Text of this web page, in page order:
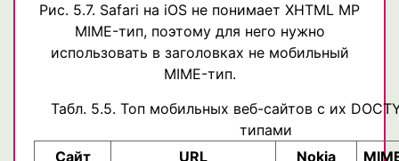
Рис. 5.7. Safari на iOS не понимает XHTML MP
MIME-тип, поэтому для него нужно
использовать в заголовках не мобильный
MIME-тип.
Табл. 5.5. Топ мобильных веб-сайтов с их
типами
Сайт
URL
Nokia